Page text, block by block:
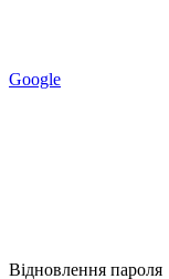
Google
Відновлення пароля